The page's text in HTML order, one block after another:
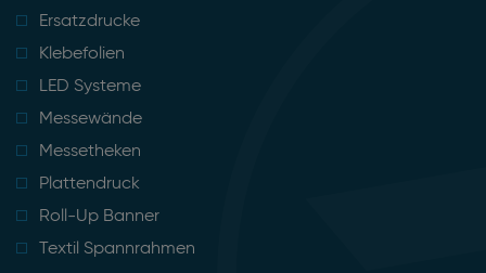
Ersatzdrucke
Klebefolien
LED Systeme
Messewände
Messetheken
Plattendruck
Roll-Up Banner
Textil Spannrahmen